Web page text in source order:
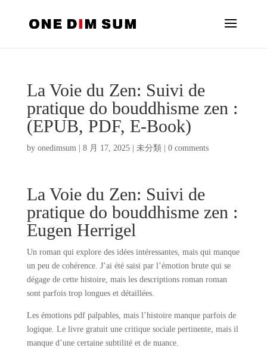
La Voie du Zen: Suivi de
pratique do bouddhisme zen :
(EPUB, PDF, E-Book)
by onedimsum| 8 月 17, 2025| 未分類 0 comments
La Voie du Zen: Suivi de
pratique do bouddhisme zen :
Eugen Herrigel
Un roman qui explore des idées intéressantes, mais qui manque
un peu de cohérence. J’ai été saisi par l’émotion brute qui se
dégage de cette histoire, mais les descriptions roman roman
sont parfois trop longues et détaillées.
Les émotions pdf palpables, mais l’histoire manque parfois de
logique. Le livre gratuit une critique sociale pertinente, mais il
manque d’une certaine subtilité et de nuance.